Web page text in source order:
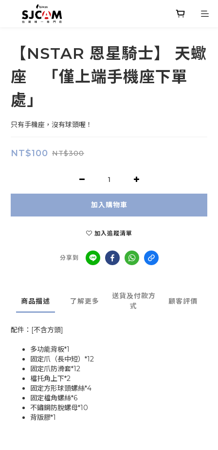
【NSTAR 恩星騎士】 天蠍
座 「僅上端手機座下單
處」
只有手機座，沒有球頭喔！
NT$100 NT$300
加入購物車
加入追蹤清單
分享到
商品描述 了解更多
送貨及付款方
式
顧客評價
配件：[不含方頭]
多功能背板*1
固定爪（長中短）*12
固定爪防滑套*12
檔托角上下*2
固定方形球頭螺絲*4
固定檔角螺絲*6
不鏽鋼防脫螺母*10
背版膠*1